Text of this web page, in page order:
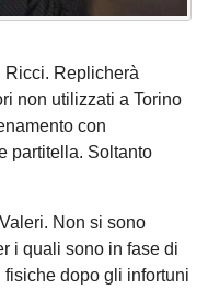
Ricci. Replicherà
non utilizzati a Torino
con
partitella. Soltanto
Non si sono
i quali sono in fase di
dopo gli infortuni